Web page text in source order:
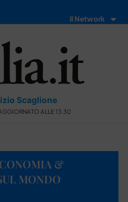
Il Network
Scaglione
ALLE 13:30
&
MONDO